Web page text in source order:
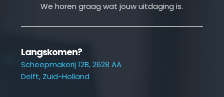
We horen graag wat jouw uitdaging is.
Langskomen?
Scheepmakerij 12B, 2628 AA
Delft, Zuid-Holland